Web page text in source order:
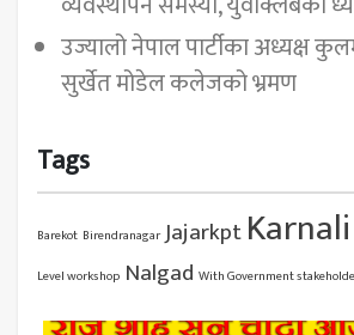
उज्यालो नेपाल पार्टीका अध्यक्ष
सुर्खेत मोडेल कलेजको भ्रमण
Tags
Barekot Birendranagar Jajarkpt
Level workshop Nalgad With Government